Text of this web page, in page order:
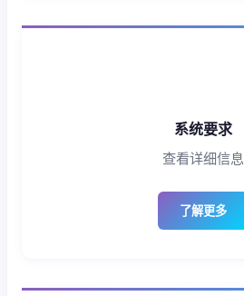
系统要求
查看详细信息
了解更多